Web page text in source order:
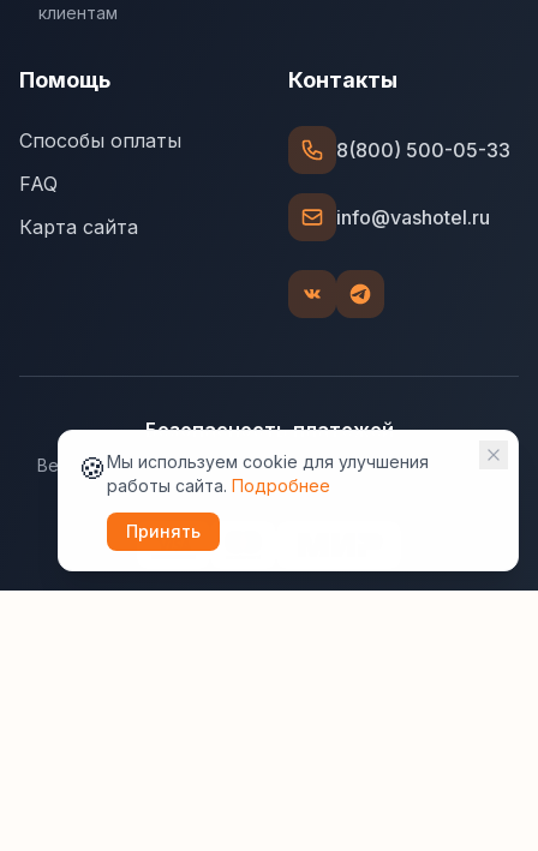
клиентам
Помощь
Способы оплаты
FAQ
Карта сайта
Контакты
8(800) 500-05-33
info@vashotel.ru
Безопасность платежей
Ведущие платёжные системы гарантируют надёжную
защиту данных.
🍪Мы используем cookie для улучшения
работы сайта. Подробнее
Принять